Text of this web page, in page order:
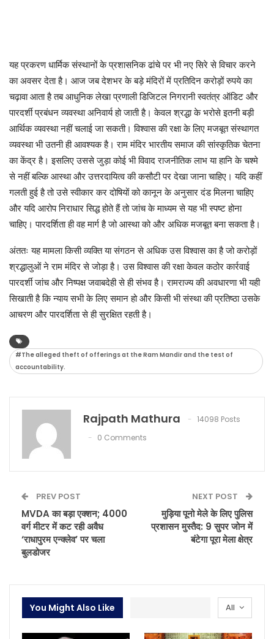
यह प्रकरण धार्मिक संस्थानों के प्रशासनिक ढांचे पर भी नए सिरे से विचार करने
का अवसर देता है। आज जब देशभर के बड़े मंदिरों में प्रतिदिन करोड़ों रुपये का
चढ़ावा आता है तब आधुनिक लेखा प्रणाली डिजिटल निगरानी स्वतंत्र ऑडिट और
पारदर्शी प्रबंधन व्यवस्था अनिवार्य हो जाती है। केवल श्रद्धा के भरोसे इतनी बड़ी
आर्थिक व्यवस्था नहीं चलाई जा सकती। विश्वास की रक्षा के लिए मजबूत संस्थागत
व्यवस्था भी उतनी ही आवश्यक है। राम मंदिर भारतीय समाज की सांस्कृतिक चेतना
का केंद्र है। इसलिए उससे जुड़ा कोई भी विवाद राजनीतिक लाभ या हानि के चश्मे
से नहीं बल्कि आस्था और उत्तरदायित्व की कसौटी पर देखा जाना चाहिए। यदि कहीं
गलती हुई है तो उसे स्वीकार कर दोषियों को कानून के अनुसार दंड मिलना चाहिए
और यदि आरोप निराधार सिद्ध होते हैं तो जांच के माध्यम से यह भी स्पष्ट होना
चाहिए। पारदर्शिता ही वह मार्ग है जो आस्था को और अधिक मजबूत बना सकता है।
अंततः यह मामला किसी व्यक्ति या संगठन से अधिक उस विश्वास का है जो करोड़ों
श्रद्धालुओं ने राम मंदिर से जोड़ा है। उस विश्वास की रक्षा केवल कठोर कार्रवाई
पारदर्शी जांच और निष्पक्ष जवाबदेही से ही संभव है। रामराज्य की अवधारणा भी यही
सिखाती है कि न्याय सभी के लिए समान हो और किसी भी संस्था की प्रतिष्ठा उसके
आचरण और पारदर्शिता से ही सुरक्षित रहती है।
#The alleged theft of offerings at the Ram Mandir and the test of
accountability.
Rajpath Mathura
14098 Posts
0 Comments
PREV POST
MVDA का बड़ा एक्शन; 4000
वर्ग मीटर में कट रही अवैध
‘राधापुरम एन्क्लेव’ पर चला
बुलडोजर
NEXT POST
मुड़िया पूनो मेले के लिए पुलिस
प्रशासन मुस्तैद: 9 सुपर जोन में
बंटेगा पूरा मेला क्षेत्र
All
You Might Also Like